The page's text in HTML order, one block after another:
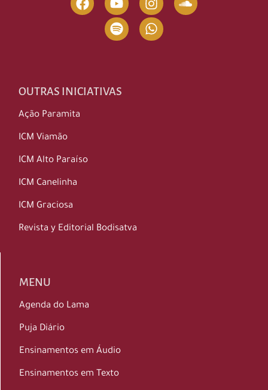
OUTRAS INICIATIVAS
Ação Paramita
ICM Viamão
ICM Alto Paraíso
ICM Canelinha
ICM Graciosa
Revista y Editorial Bodisatva
MENU
Agenda do Lama
Puja Diário
Ensinamentos em Áudio
Ensinamentos em Texto